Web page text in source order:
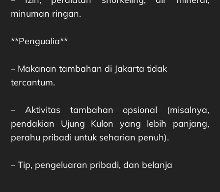
minuman ringan.
**Pengualia**
– Makanan tambahan di Jakarta tidak
tercantum.
– Aktivitas tambahan opsional (misalnya,
pendakian Ujung Kulon yang lebih panjang,
perahu pribadi untuk seharian penuh).
– Tip, pengeluaran pribadi, dan belanja